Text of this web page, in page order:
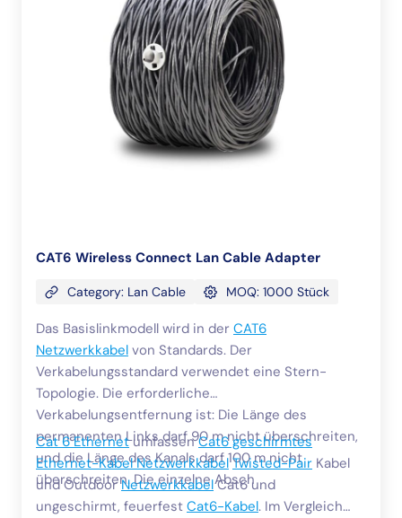
CAT6 Wireless Connect Lan Cable Adapter
Category: Lan Cable MOQ: 1000 Stück
Das Basislinkmodell wird in der CAT6
Netzwerkkabel von Standards. Der
Verkabelungsstandard verwendet eine Stern-
Topologie. Die erforderliche
Verkabelungsentfernung ist: Die Länge des
permanenten Links darf 90 m nicht überschreiten,
und die Länge des Kanals darf 100 m nicht
überschreiten. Die einzelne Absch
Cat 6 EthernetumfassenCat6 geschirmtes
Ethernet-Kabel Netzwerkkabel Twisted-Pair Kabel
und OutdoorNetzwerkkabelCat6 und
ungeschirmt, feuerfest Cat6-Kabel. Im Vergleich